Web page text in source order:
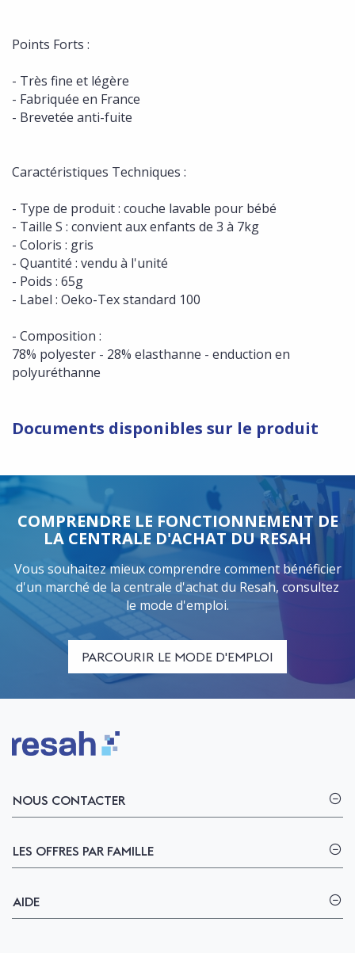
Points Forts :
- Très fine et légère
- Fabriquée en France
- Brevetée anti-fuite
Caractéristiques Techniques :
- Type de produit : couche lavable pour bébé
- Taille S : convient aux enfants de 3 à 7kg
- Coloris : gris
- Quantité : vendu à l'unité
- Poids : 65g
- Label : Oeko-Tex standard 100
- Composition :
78% polyester - 28% elasthanne - enduction en
polyuréthanne
Documents disponibles sur le produit
COMPRENDRE LE FONCTIONNEMENT DE
LA CENTRALE D'ACHAT DU RESAH
Vous souhaitez mieux comprendre comment bénéficier
d'un marché de la centrale d'achat du Resah, consultez
le mode d'emploi.
PARCOURIR LE MODE D'EMPLOI
Logo Resah
NOUS CONTACTER
LES OFFRES PAR FAMILLE
AIDE